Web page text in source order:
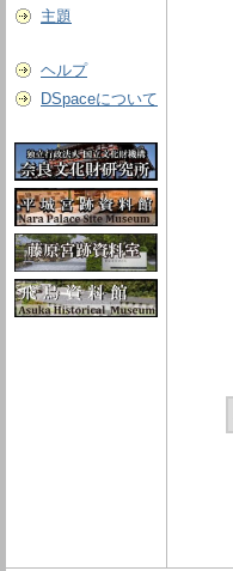
主題
ヘルプ
DSpaceについて